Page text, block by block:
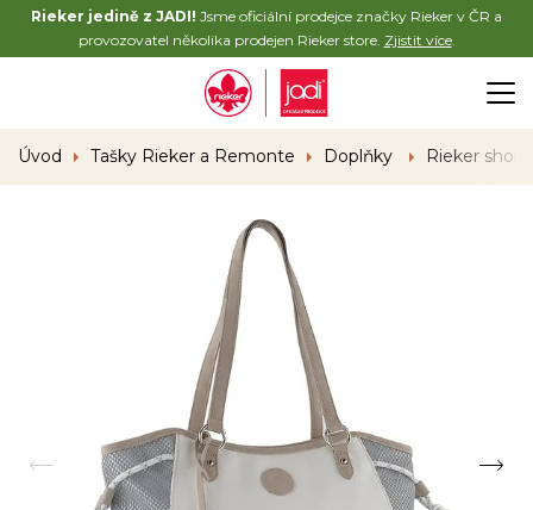
Rieker jedině z JADI! Jsme oficiální prodejce značky Rieker v ČR a
provozovatel několika prodejen Rieker store. Zjistit více.
Úvod Tašky Rieker a Remonte Doplňky Rieker